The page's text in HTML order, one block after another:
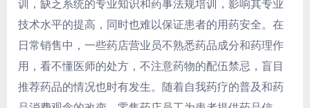
训，缺乏系统的专业知识和药事法规培训，影响其专业
技术水平的提高，同时也难以保证患者的用药安全。在
日常销售中，一些药店营业员不熟悉药品成分和药理作
用，看不懂医师的处方，不注意药物的配伍禁忌，盲目
推荐药品的情况也时有发生。随着自我药疗的普及和药